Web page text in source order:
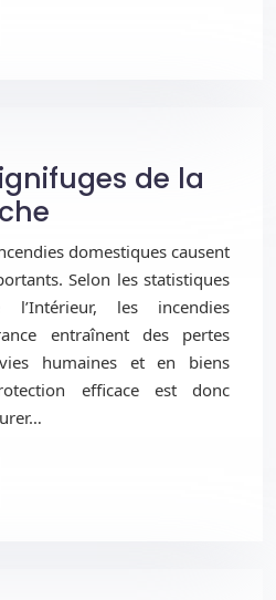
de la
domestiques causent
Selon les statistiques
les incendies
entraînent des pertes
humaines et en biens
efficace est donc